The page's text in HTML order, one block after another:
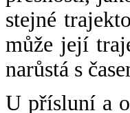
stejné
může její
narůstá s
U přísluní a